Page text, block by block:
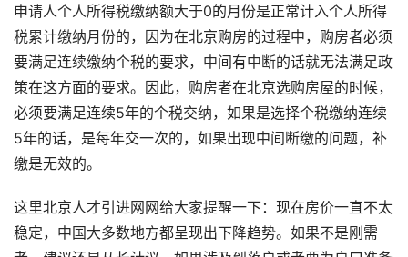
申请人个人所得税缴纳额大于0的月份是正常计入个人所得
税累计缴纳月份的，因为在北京购房的过程中，购房者必须
要满足连续缴纳个税的要求，中间有中断的话就无法满足政
策在这方面的要求。因此，购房者在北京选购房屋的时候，
必须要满足连续5年的个税交纳，如果是选择个税缴纳连续
5年的话，是每年交一次的，如果出现中间断缴的问题，补
缴是无效的。
这里北京人才引进网网给大家提醒一下：现在房价一直不太
稳定，中国大多数地方都呈现出下降趋势。如果不是刚需